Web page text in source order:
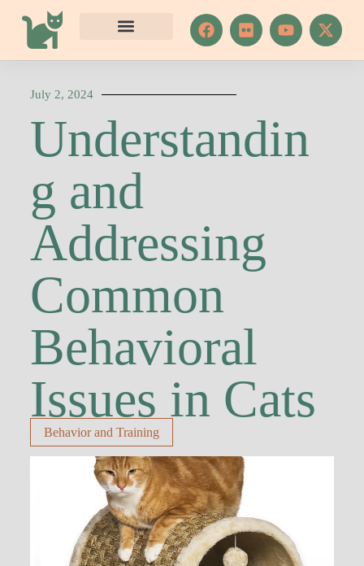
S
p
July 2, 2024
Understandin
g and
Addressing
Common
Behavioral
Issues in Cats
Behavior and Training